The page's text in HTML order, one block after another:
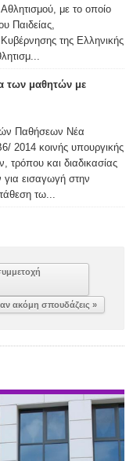
με το οποίο
Παιδείας,
της Ελληνικής
των μαθητών με
Παθήσεων Νέα
2014 κοινής υπουργικής
και διαδικασίας
εισαγωγή στην
τω...
ακόμη σπουδάζεις »